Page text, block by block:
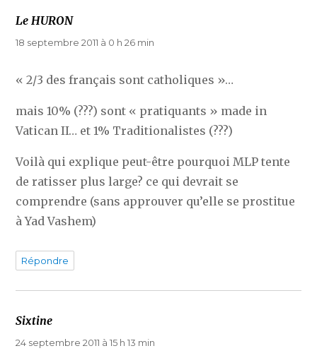
Le HURONdit :
18 septembre 2011 à 0 h 26 min
« 2/3 des français sont catholiques »…
mais 10% (???) sont « pratiquants » made in
Vatican II… et 1% Traditionalistes (???)
Voilà qui explique peut-être pourquoi MLP tente
de ratisser plus large? ce qui devrait se
comprendre (sans approuver qu’elle se prostitue
à Yad Vashem)
Répondre
Sixtine
24 septembre 2011 à 15 h 13 min